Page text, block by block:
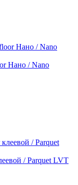
Нано / Nano
/ Parquet LVT